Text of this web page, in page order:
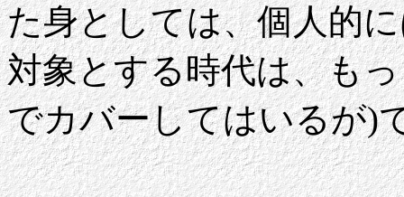
た身としては、個人的
対象とする時代は、も
でカバーしてはいるが)